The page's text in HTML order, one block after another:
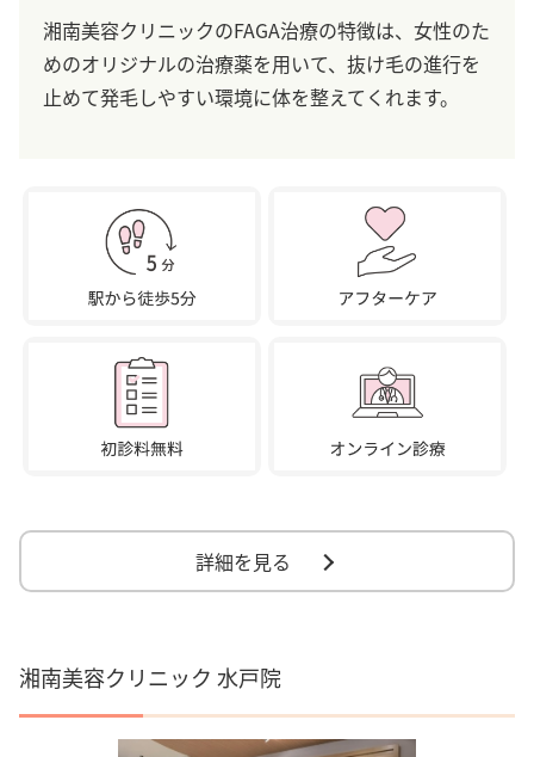
湘南美容クリニックのFAGA治療の特徴は、女性のた
めのオリジナルの治療薬を用いて、抜け毛の進行を
止めて発毛しやすい環境に体を整えてくれます。
詳細を見る
湘南美容クリニック 水戸院